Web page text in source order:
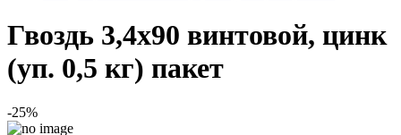
Гвоздь 3,4х90 винтовой, цинк
(уп. 0,5 кг) пакет
-25%